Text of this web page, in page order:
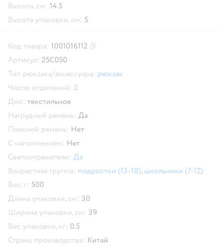
Высота, см: 14.5
Высота упаковки, см: 5
Код товара: 1001016112
Артикул: 25C050
Тип рюкзака/аксессуара: рюкзак
Число отделений: 2
Дно: текстильное
Нагрудный ремень: Да
Поясной ремень: Нет
С наполнением: Нет
Светоотражатели: Да
Возрастная группа: подростки (13-18), школьники (7-12)
Вес, г: 500
Длина упаковки, см: 30
Ширина упаковки, см: 39
Вес упаковки, кг: 0.5
Страна производства: Китай